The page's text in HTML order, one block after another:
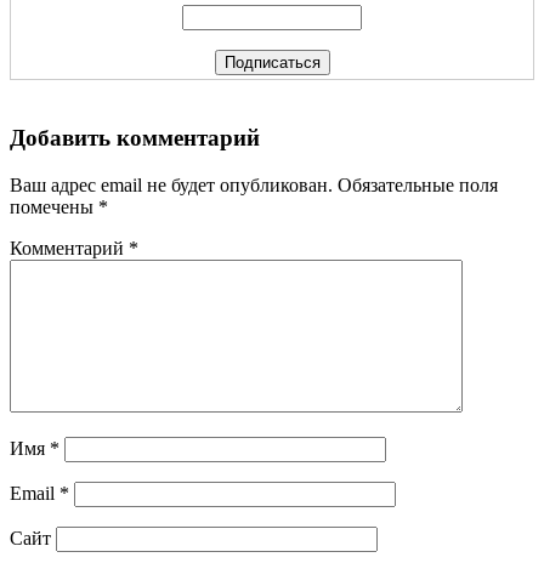
Добавить комментарий
Ваш адрес email не будет опубликован. Обязательные поля
помечены *
Комментарий *
Имя *
Email *
Сайт